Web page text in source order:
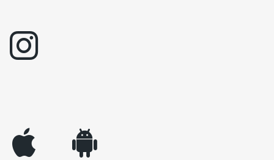
instagram
appleinc android